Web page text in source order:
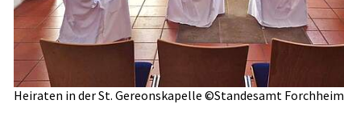
Heiraten in der St. Gereonskapelle ©Standesamt Forchheim